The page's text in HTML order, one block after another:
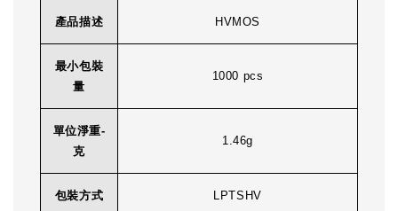
產品描述 HVMOS
最小包裝
量
1000 pcs
單位淨重-
克
1.46g
包裝方式 LPTSHV